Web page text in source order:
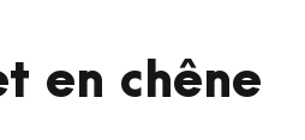
en chêne